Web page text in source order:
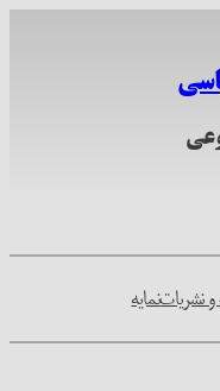
نشریاتنمایه